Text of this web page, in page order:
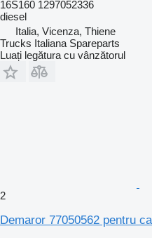
16S160 1297052336
diesel
Italia, Vicenza, Thiene
Trucks Italiana Spareparts
Luați legătura cu vânzătorul
2
Demaror 77050562 pentru